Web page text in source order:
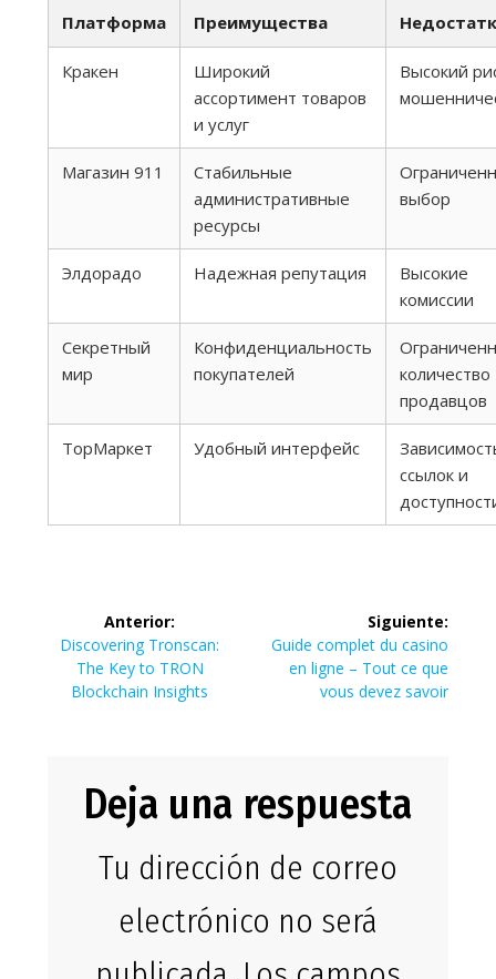
Платформа Преимущества
Кракен
Широкий
ассортимент товаров
и услуг
Высокий
Магазин 911
Стабильные
административные
ресурсы
выбор
Элдорадо Надежная репутация
Высокие
комиссии
Секретный
мир
Конфиденциальность
покупателей
количество
продавцов
ТорМаркет Удобный интерфейс
ссылок и
Navegación
entradas
Anterior:
Entrada
anterior:
Discovering Tronscan:
The Key to TRON
Blockchain Insights
Siguiente:
Siguiente
entrada:
Guide complet du casino
en ligne – Tout ce que
vous devez savoir
Deja una respuesta
Tu dirección de correo
electrónico no será